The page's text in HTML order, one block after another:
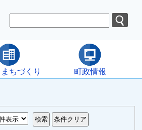
ちづくり 町政情報